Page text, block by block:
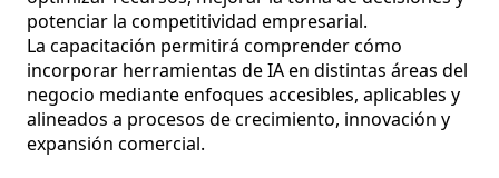
potenciar la competitividad empresarial.
La capacitación permitirá comprender cómo
incorporar herramientas de IA en distintas áreas del
negocio mediante enfoques accesibles, aplicables y
alineados a procesos de crecimiento, innovación y
expansión comercial.